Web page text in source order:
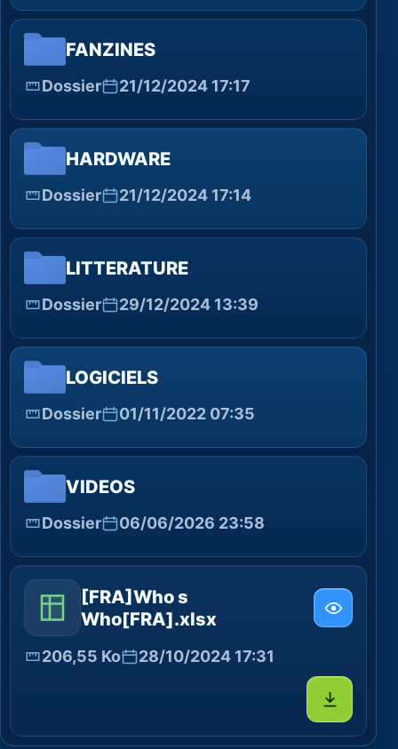
FANZINES
Dossier 21/12/2024 17:17
HARDWARE
Dossier 21/12/2024 17:14
LITTERATURE
Dossier 29/12/2024 13:39
LOGICIELS
Dossier 01/11/2022 07:35
VIDEOS
Dossier 06/06/2026 23:58
[FRA]Who s
Who[FRA].xlsx
206,55 Ko 28/10/2024 17:31